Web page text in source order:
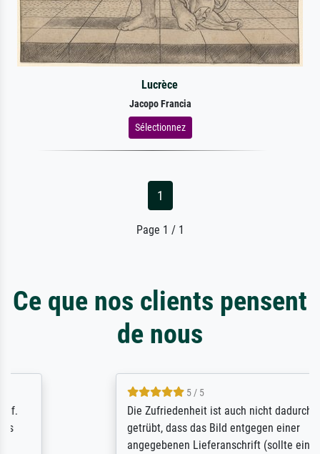
Lucrèce
Jacopo Francia
Sélectionnez
1
Page 1 / 1
Ce que nos clients pensent
de nous
5 / 5
Die Zufriedenheit ist auch nicht dadurch
getrübt, dass das Bild entgegen einer
angegebenen Lieferanschrift (sollte eine